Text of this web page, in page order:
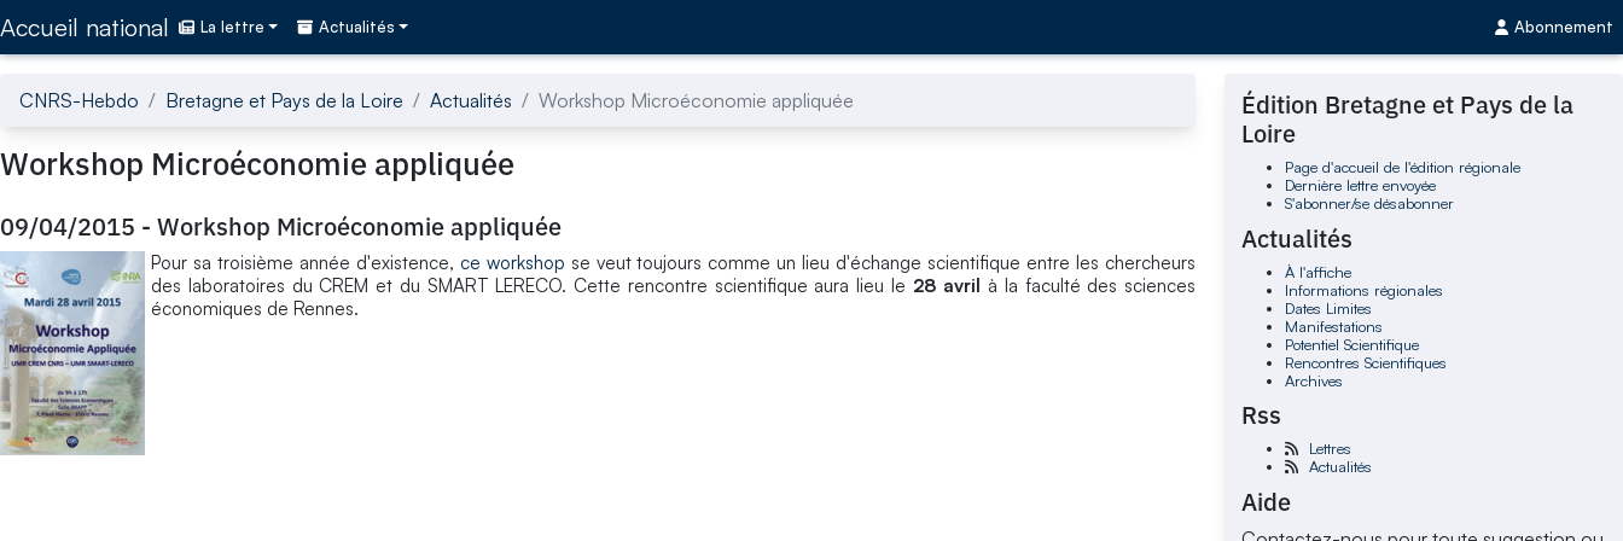
Accueil national La lettre Actualités Abonnement
CNRS-Hebdo Bretagne et Pays de la Loire Actualités Workshop Microéconomie appliquée
Workshop Microéconomie appliquée
09/04/2015 - Workshop Microéconomie appliquée
Pour sa troisième année d'existence, ce workshop se veut toujours comme un lieu d'échange scientifique entre les chercheurs
des laboratoires du CREM et du SMART LERECO. Cette rencontre scientifique aura lieu le 28 avril à la faculté des sciences
économiques de Rennes.
Édition Bretagne et Pays de la
Loire
Page d'accueil de l'édition régionale
Dernière lettre envoyée
S'abonner/se désabonner
Actualités
À l'affiche
Informations régionales
Dates Limites
Manifestations
Potentiel Scientifique
Rencontres Scientifiques
Archives
Rss
Lettres
Actualités
Aide